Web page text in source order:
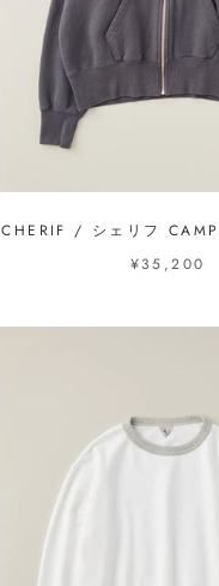
CHERIF / シェリフ
¥35,200